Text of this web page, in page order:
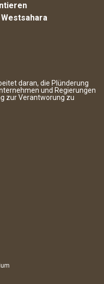
daran, die Plünderung
und Regierungen
zur Verantworung zu